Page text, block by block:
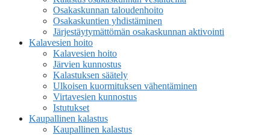
Osakaskunnan taloudenhoito
Osakaskuntien yhdistäminen
Järjestäytymättömän osakaskunnan aktivointi
Kalavesien hoito
Kalavesien hoito
Järvien kunnostus
Kalastuksen säätely
Ulkoisen kuormituksen vähentäminen
Virtavesien kunnostus
Istutukset
Kaupallinen kalastus
Kaupallinen kalastus